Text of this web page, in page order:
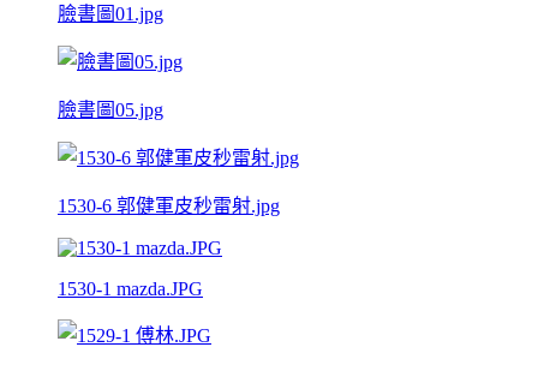
臉書圖01.jpg
臉書圖05.jpg
1530-6 郭健軍皮秒雷射.jpg
1530-1 mazda.JPG